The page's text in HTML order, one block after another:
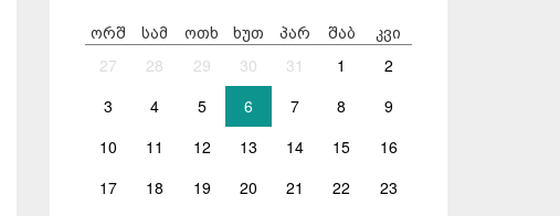
ორშ სამ ოთხ ხუთ პარ შაბ კვი
27 28 29 30 31 1
2
3
4 5 6 7 8
9
10
11 12 13 14 15
16
17
18 19 20 21 22
23